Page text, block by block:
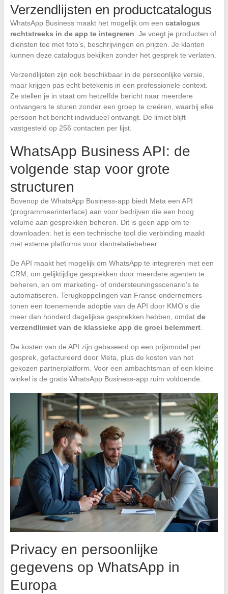
Verzendlijsten en productcatalogus
WhatsApp Business maakt het mogelijk om een catalogus
rechtstreeks in de app te integreren . Je voegt je producten of
diensten toe met foto’s, beschrijvingen en prijzen. Je klanten
kunnen deze catalogus bekijken zonder het gesprek te verlaten.
Verzendlijsten zijn ook beschikbaar in de persoonlijke versie,
maar krijgen pas echt betekenis in een professionele context.
Ze stellen je in staat om hetzelfde bericht naar meerdere
ontvangers te sturen zonder een groep te creëren, waarbij elke
persoon het bericht individueel ontvangt. De limiet blijft
vastgesteld op 256 contacten per lijst.
WhatsApp Business API: de
volgende stap voor grote
structuren
Bovenop de WhatsApp Business-app biedt Meta een API
(programmeerinterface) aan voor bedrijven die een hoog
volume aan gesprekken beheren. Dit is geen app om te
downloaden: het is een technische tool die verbinding maakt
met externe platforms voor klantrelatiebeheer.
De API maakt het mogelijk om WhatsApp te integreren met een
CRM, om gelijktijdige gesprekken door meerdere agenten te
beheren, en om marketing- of ondersteuningsscenario’s te
automatiseren. Terugkoppelingen van Franse ondernemers
tonen een toenemende adoptie van de API door KMO’s die
meer dan honderd dagelijkse gesprekken hebben, omdat de
verzendlimiet van de klassieke app de groei belemmert.
De kosten van de API zijn gebaseerd op een prijsmodel per
gesprek, gefactureerd door Meta, plus de kosten van het
gekozen partnerplatform. Voor een ambachtsman of een kleine
winkel is de gratis WhatsApp Business-app ruim voldoende.
Privacy en persoonlijke
gegevens op WhatsApp in
Europa